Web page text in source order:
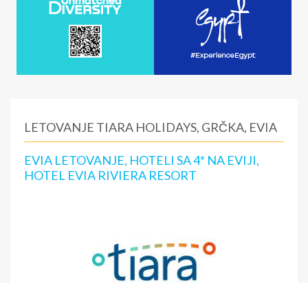
LETOVANJE TIARA HOLIDAYS, GRČKA, EVIA
EVIA LETOVANJE, HOTELI SA 4* NA EVIJI,
HOTEL EVIA RIVIERA RESORT